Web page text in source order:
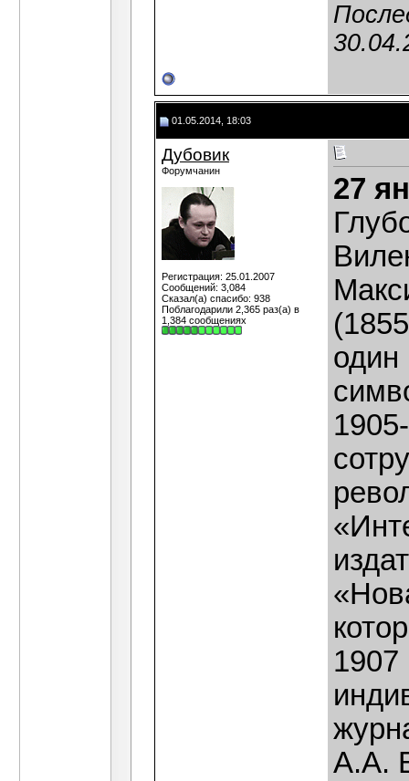
01.05.2014, 18:03
Дубовик
Форумчанин
Регистрация: 25.01.2007
Сообщений: 3,084
Сказал(а) спасибо: 938
Поблагодарили 2,365 раз(а) в
1,384 сообщениях
27
один
1907
А.А.